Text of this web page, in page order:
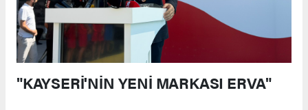
"KAYSERİ'NİN YENİ MARKASI ERVA"